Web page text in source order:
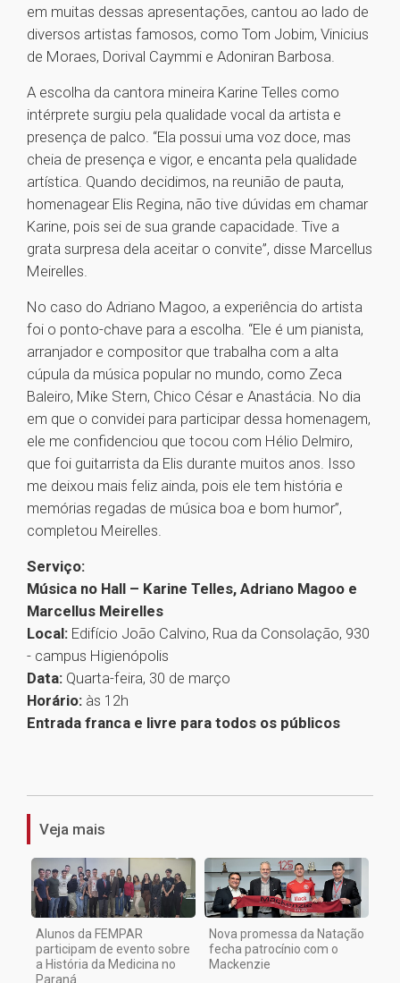
em muitas dessas apresentações, cantou ao lado de
diversos artistas famosos, como Tom Jobim, Vinicius
de Moraes, Dorival Caymmi e Adoniran Barbosa.
A escolha da cantora mineira Karine Telles como
intérprete surgiu pela qualidade vocal da artista e
presença de palco. “Ela possui uma voz doce, mas
cheia de presença e vigor, e encanta pela qualidade
artística. Quando decidimos, na reunião de pauta,
homenagear Elis Regina, não tive dúvidas em chamar
Karine, pois sei de sua grande capacidade. Tive a
grata surpresa dela aceitar o convite”, disse Marcellus
Meirelles.
No caso do Adriano Magoo, a experiência do artista
foi o ponto-chave para a escolha. “Ele é um pianista,
arranjador e compositor que trabalha com a alta
cúpula da música popular no mundo, como Zeca
Baleiro, Mike Stern, Chico César e Anastácia. No dia
em que o convidei para participar dessa homenagem,
ele me confidenciou que tocou com Hélio Delmiro,
que foi guitarrista da Elis durante muitos anos. Isso
me deixou mais feliz ainda, pois ele tem história e
memórias regadas de música boa e bom humor”,
completou Meirelles.
Serviço:
Música no Hall – Karine Telles, Adriano Magoo e
Marcellus Meirelles
Local: Edifício João Calvino, Rua da Consolação, 930
- campus Higienópolis
Data: Quarta-feira, 30 de março
Horário: às 12h
Entrada franca e livre para todos os públicos
Veja mais
Alunos da FEMPAR
participam de evento sobre
a História da Medicina no
Paraná
Nova promessa da Natação
fecha patrocínio com o
Mackenzie